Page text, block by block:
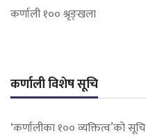
कर्णाली १०० श्रृङ्खला
कर्णाली विशेष सूचि
‘कर्णालीका १०० व्यक्तित्व’को सूचि